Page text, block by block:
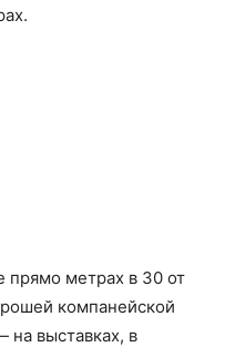
прямо метрах в 30 от
компанейской
на выставках, в